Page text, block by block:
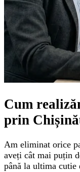
Cum
prin
Am eliminat orice
aveți cât mai puțin
până la ultima cutie